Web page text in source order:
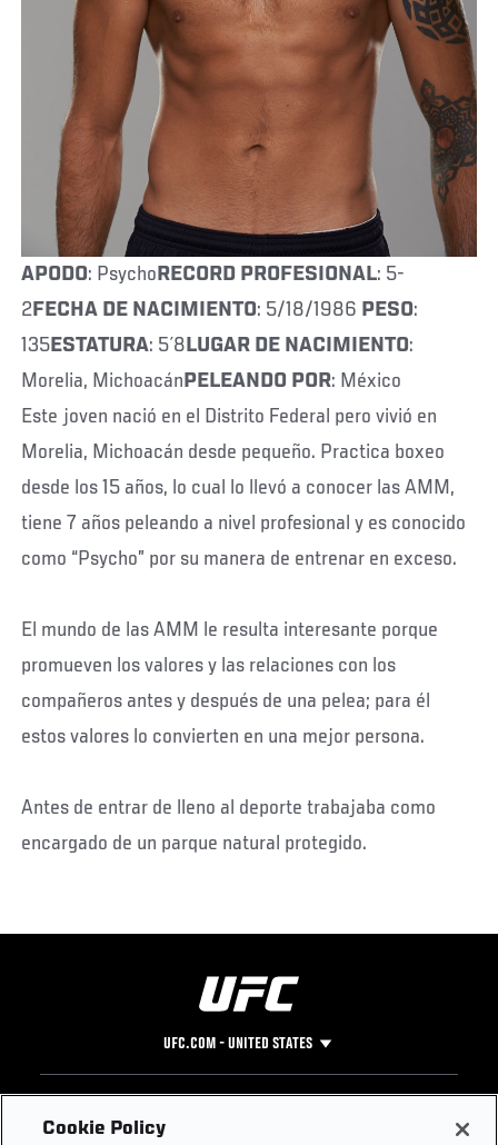
APODO: Psycho RECORD PROFESIONAL: 5-
2 FECHA DE NACIMIENTO: 5/18/1986 PESO:
135 ESTATURA: 5´8 LUGAR DE NACIMIENTO:
Morelia, Michoacán PELEANDO POR: México
Este joven nació en el Distrito Federal pero vivió en
Morelia, Michoacán desde pequeño. Practica boxeo
desde los 15 años, lo cual lo llevó a conocer las AMM,
tiene 7 años peleando a nivel profesional y es conocido
como “Psycho” por su manera de entrenar en exceso.
El mundo de las AMM le resulta interesante porque
promueven los valores y las relaciones con los
compañeros antes y después de una pelea; para él
estos valores lo convierten en una mejor persona.
Antes de entrar de lleno al deporte trabajaba como
encargado de un parque natural protegido.
UFC.COM - UNITED STATES
Footer
UFC
Cookie Policy